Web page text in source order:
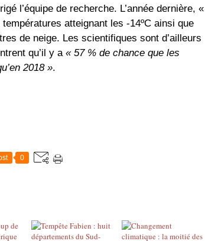
l’équipe de recherche. L’année dernière, «
atteignant les -14ºC ainsi que
de neige. Les scientifiques sont d’ailleurs
qu’il y a « 57 % de chance que les
2018 ».
0